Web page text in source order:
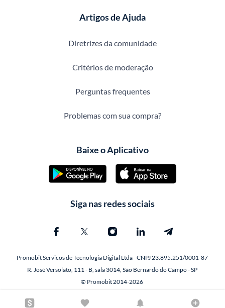
Artigos de Ajuda
Diretrizes da comunidade
Critérios de moderação
Perguntas frequentes
Problemas com sua compra?
Baixe o Aplicativo
Siga nas redes sociais
Promobit Servicos de Tecnologia Digital Ltda - CNPJ 23.895.251/0001-87
R. José Versolato, 111 - B, sala 3014, São Bernardo do Campo - SP
© Promobit 2014-2026